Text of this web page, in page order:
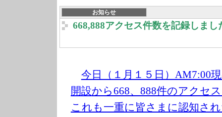
お知らせ
668,888アクセス件数を記録しまし
今日（１月１５日）AM7:00
開設から668、888件のアク
これも一重に皆さまに認知さ